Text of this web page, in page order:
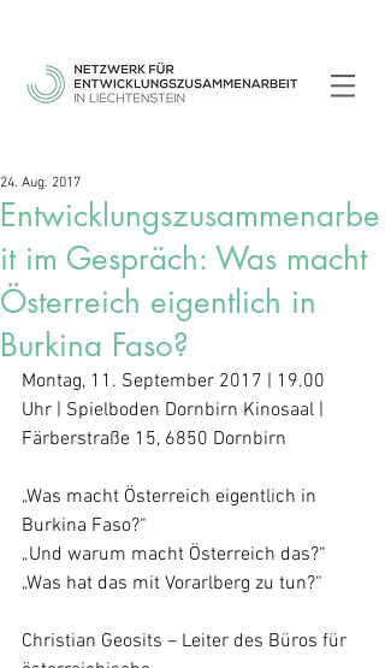
Entwicklungszusammenarbe
it im Gespräch: Was macht
Österreich eigentlich in
Burkina Faso?
24. Aug. 2017
Montag, 11. September 2017 | 19.00
Uhr | Spielboden Dornbirn Kinosaal |
Färberstraße 15, 6850 Dornbirn
„Was macht Österreich eigentlich in
Burkina Faso?“
„Und warum macht Österreich das?“
„Was hat das mit Vorarlberg zu tun?“
Christian Geosits – Leiter des Büros für